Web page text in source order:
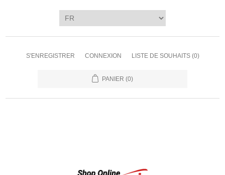
S'ENREGISTRER CONNEXION LISTE DE SOUHAITS (0)
PANIER (0)